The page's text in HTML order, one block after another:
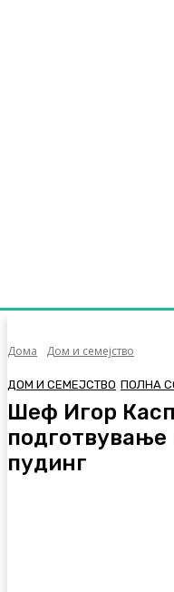
Дома Дом и семејство
ДОМ И СЕМЕЈСТВО ПОЛНА
Шеф Игор
пудинг